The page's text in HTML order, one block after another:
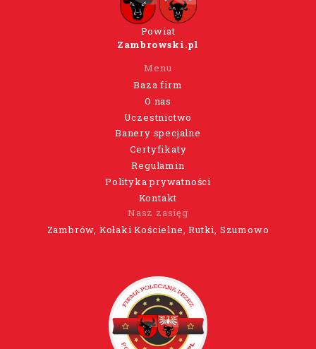
Powiat
Zambrowski.pl
Menu
Baza firm
O nas
Uczestnictwo
Banery specjalne
Certyfikaty
Regulamin
Polityka prywatności
Kontakt
Nasz zasięg
Zambrów, Kołaki Kościelne, Rutki, Szumowo